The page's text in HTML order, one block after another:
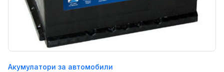
Акумулатори за автомобили